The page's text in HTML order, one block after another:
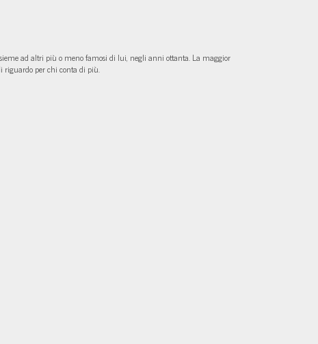
ad altri più o meno famosi di lui, negli anni ottanta. La maggior
riguardo per chi conta di più.